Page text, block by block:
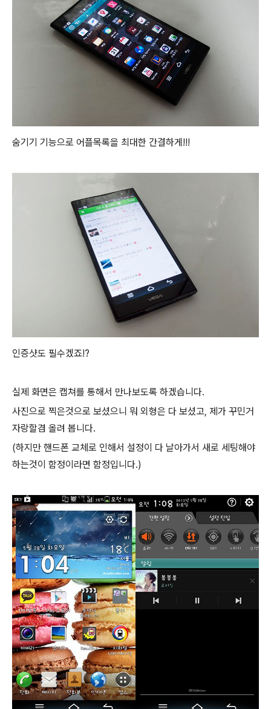
숨기기 기능으로 어플목록을 최대한 간결하게!!!
인증샷도 필수겠죠!?
실제 화면은 캡쳐를 통해서 만나보도록 하겠습니다.
사진으로 찍은것으로 보셨으니 뭐 외형은 다 보셨고, 제가 꾸민거
자랑할겸 올려 봅니다.
(하지만 핸드폰 교체로 인해서 설정이 다 날아가서 새로 세팅해야
하는것이 함정이라면 함정입니다.)